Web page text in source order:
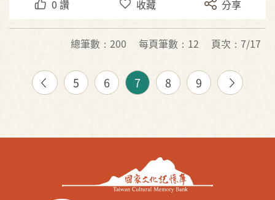
0 讚 收藏 分享
總筆數：200 每頁筆數：12 頁次：7/17
5 6 7 8 9